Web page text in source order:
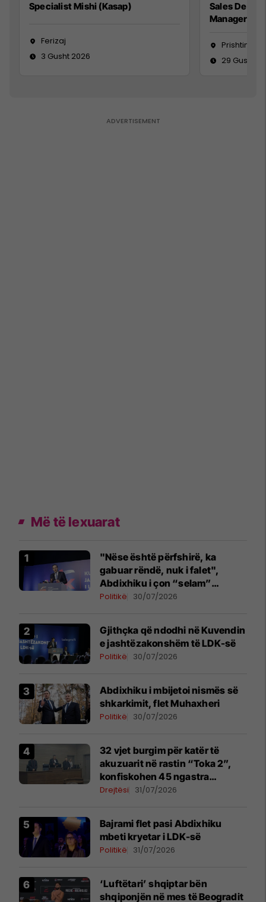
Specialist Mishi (Kasap)
Ferizaj
3 Gusht 2026
Sales
Manager
Prishtinë
29 Gusht
Më të lexuarat
"Nëse është përfshirë, ka
gabuar rëndë, nuk i falet",
Abdixhiku i çon “selam”
Përparim Ramës
Politikë 30/07/2026
Gjithçka që ndodhi në Kuvendin
e jashtëzakonshëm të LDK-së
Politikë 30/07/2026
Abdixhiku i mbijetoi nismës së
shkarkimit, flet Muhaxheri
Politikë 30/07/2026
32 vjet burgim për katër të
akuzuarit në rastin “Toka 2”,
konfiskohen 45 ngastra
kadastrale
Drejtësi 31/07/2026
Bajrami flet pasi Abdixhiku
mbeti kryetar i LDK-së
Politikë 31/07/2026
‘Luftëtari’ shqiptar bën
shqiponjën në mes të Beogradit